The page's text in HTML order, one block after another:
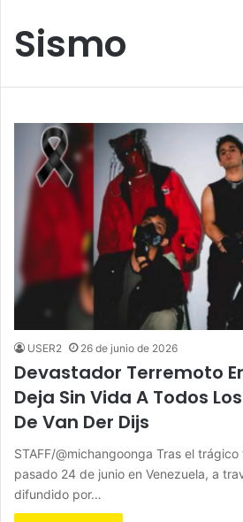
Sismo
USER2 26 de junio de 2026
Devastador Terremoto
Deja Sin Vida A Todos
De Van Der Dijs
STAFF/@michangoonga Tras el
pasado 24 de junio en Venezuela, a
difundido por…